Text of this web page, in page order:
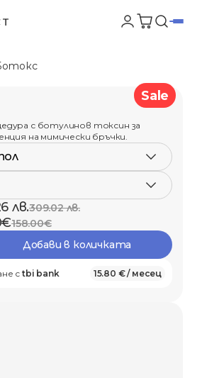
Sale
на мимически бръчки.
лв.309.02 лв.
158.00€
Добави в количката
сtbi bank 15.80 € / месец